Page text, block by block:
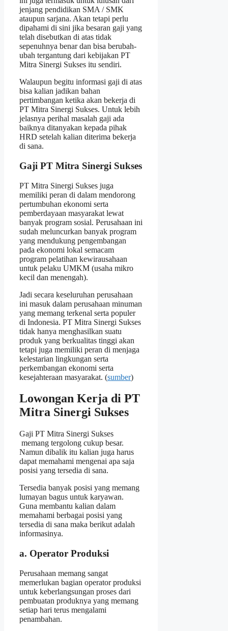
jenjang pendidikan SMA / SMK
ataupun sarjana. Akan tetapi perlu
dipahami di sini jika besaran gaji yang
telah disebutkan di atas tidak
sepenuhnya benar dan bisa berubah-
ubah tergantung dari kebijakan PT
Mitra Sinergi Sukses itu sendiri.
Walaupun begitu informasi gaji di atas
bisa kalian jadikan bahan
pertimbangan ketika akan bekerja di
PT Mitra Sinergi Sukses. Untuk lebih
jelasnya perihal masalah gaji ada
baiknya ditanyakan kepada pihak
HRD setelah kalian diterima bekerja
di sana.
Gaji PT Mitra Sinergi Sukses
PT Mitra Sinergi Sukses juga
memiliki peran di dalam mendorong
pertumbuhan ekonomi serta
pemberdayaan masyarakat lewat
banyak program sosial. Perusahaan ini
sudah meluncurkan banyak program
yang mendukung pengembangan
pada ekonomi lokal semacam
program pelatihan kewirausahaan
untuk pelaku UMKM (usaha mikro
kecil dan menengah).
Jadi secara keseluruhan perusahaan
ini masuk dalam perusahaan minuman
yang memang terkenal serta populer
di Indonesia. PT Mitra Sinergi Sukses
tidak hanya menghasilkan suatu
produk yang berkualitas tinggi akan
tetapi juga memiliki peran di menjaga
kelestarian lingkungan serta
perkembangan ekonomi serta
kesejahteraan masyarakat. (sumber)
Lowongan Kerja di PT
Mitra Sinergi Sukses
Gaji PT Mitra Sinergi Sukses
memang tergolong cukup besar.
Namun dibalik itu kalian juga harus
dapat memahami mengenai apa saja
posisi yang tersedia di sana.
Tersedia banyak posisi yang memang
lumayan bagus untuk karyawan.
Guna membantu kalian dalam
memahami berbagai posisi yang
tersedia di sana maka berikut adalah
informasinya.
a. Operator Produksi
Perusahaan memang sangat
memerlukan bagian operator produksi
untuk keberlangsungan proses dari
pembuatan produknya yang memang
setiap hari terus mengalami
penambahan.